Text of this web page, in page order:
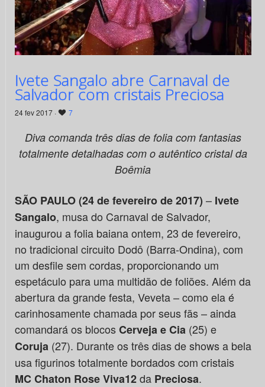
Ivete Sangalo abre Carnaval de
Salvador com cristais Preciosa
24 fev 2017 · 7
Diva comanda três dias de folia com fantasias
totalmente detalhadas com o autêntico cristal da
Boêmia
SÃO PAULO (24 de fevereiro de 2017) – Ivete
Sangalo, musa do Carnaval de Salvador,
inaugurou a folia baiana ontem, 23 de fevereiro,
no tradicional circuito Dodô (Barra-Ondina), com
um desfile sem cordas, proporcionando um
espetáculo para uma multidão de foliões. Além da
abertura da grande festa, Veveta – como ela é
carinhosamente chamada por seus fãs – ainda
comandará os blocosCerveja e Cia (25) e
Coruja (27). Durante os três dias de shows a bela
usa figurinos totalmente bordados com cristais
MC Chaton Rose Viva12da Preciosa.